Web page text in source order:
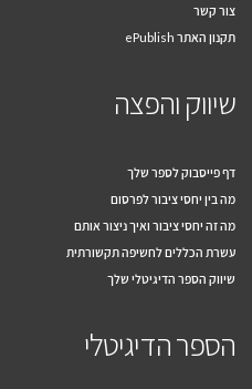
צור קשר
תקנון האתר ePublish
שיווק והפצה
דף פייסבוק לספר שלך
מה בין יחסי ציבור לפרסום
מה זה יחסי ציבור ואיך ניצור אותם
עשרת הכללים לחשיפה תקשורתית
שיווק הספר הדיגיטלי שלך
הספר הדיגיטלי